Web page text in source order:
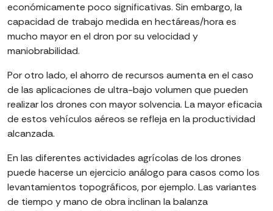
económicamente poco significativas. Sin embargo, la
capacidad de trabajo medida en hectáreas/hora es
mucho mayor en el dron por su velocidad y
maniobrabilidad.
Por otro lado, el ahorro de recursos aumenta en el caso
de las aplicaciones de ultra-bajo volumen que pueden
realizar los drones con mayor solvencia. La mayor eficacia
de estos vehículos aéreos se refleja en la productividad
alcanzada.
En las diferentes actividades agrícolas de los drones
puede hacerse un ejercicio análogo para casos como los
levantamientos topográficos, por ejemplo. Las variantes
de tiempo y mano de obra inclinan la balanza